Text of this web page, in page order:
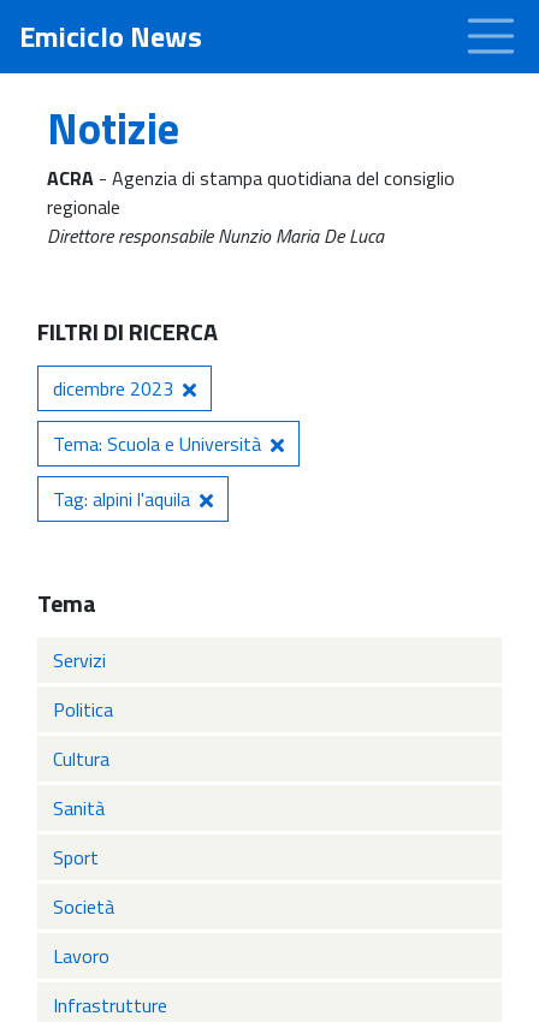
Emiciclo News
Notizie
ACRA - Agenzia di stampa quotidiana del consiglio
regionale
Direttore responsabile Nunzio Maria De Luca
FILTRI DI RICERCA
dicembre 2023
Tema: Scuola e Università
Tag: alpini l'aquila
Tema
Servizi
Politica
Cultura
Sanità
Sport
Società
Lavoro
Infrastrutture